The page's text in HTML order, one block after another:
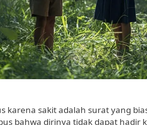
karena sakit adalah surat yang
bahwa dirinya tidak dapat hadir